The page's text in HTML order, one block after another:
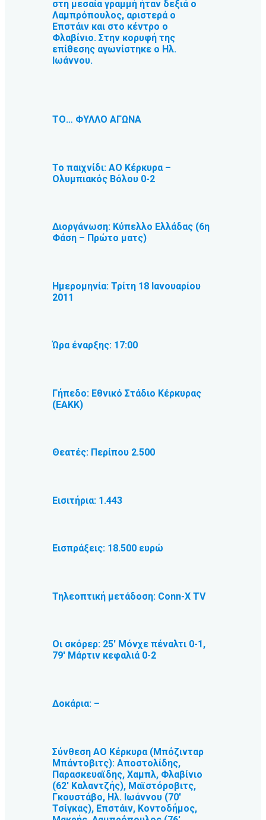
στη μεσαία γραμμή ήταν δεξιά ο
Λαμπρόπουλος, αριστερά ο
Επστάιν και στο κέντρο ο
Φλαβίνιο. Στην κορυφή της
επίθεσης αγωνίστηκε ο Ηλ.
Ιωάννου.
ΤΟ… ΦΥΛΛΟ ΑΓΩΝΑ
Το παιχνίδι: ΑΟ Κέρκυρα –
Ολυμπιακός Βόλου 0-2
Διοργάνωση: Κύπελλο Ελλάδας (6η
Φάση – Πρώτο ματς)
Ημερομηνία: Τρίτη 18 Ιανουαρίου
2011
Ώρα έναρξης: 17:00
Γήπεδο: Εθνικό Στάδιο Κέρκυρας
(ΕΑΚΚ)
Θεατές: Περίπου 2.500
Εισιτήρια: 1.443
Εισπράξεις: 18.500 ευρώ
Τηλεοπτική μετάδοση: Conn-X TV
Οι σκόρερ: 25′ Μόνχε πέναλτι 0-1,
79′ Μάρτιν κεφαλιά 0-2
Δοκάρια: –
Σύνθεση ΑΟ Κέρκυρα (Μπόζινταρ
Μπάντοβιτς): Αποστολίδης,
Παρασκευαϊδης, Χαμπλ, Φλαβίνιο
(62′ Καλαντζής), Μαϊστόροβιτς,
Γκουστάβο, Ηλ. Ιωάννου (70′
Τσίγκας), Επστάιν, Κοντοδήμος,